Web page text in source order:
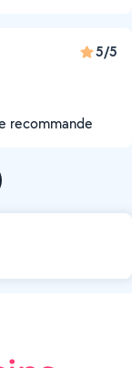
5/5
recommande